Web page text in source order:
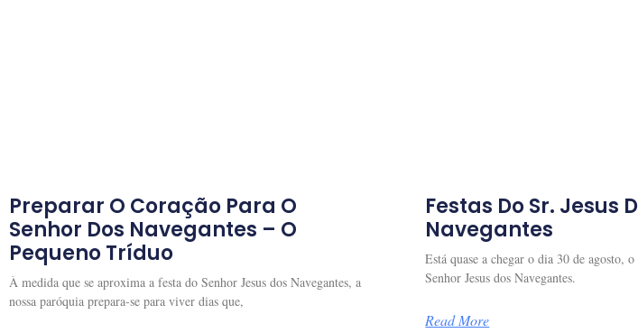
Preparar O Coração Para O
Senhor Dos Navegantes – O
Pequeno Tríduo
À medida que se aproxima a festa do Senhor Jesus dos Navegantes, a
nossa paróquia prepara-se para viver dias que,
Festas Do Sr. Jesus
Navegantes
Está quase a chegar o dia 30 de agosto,
Senhor Jesus dos Navegantes.
Read More